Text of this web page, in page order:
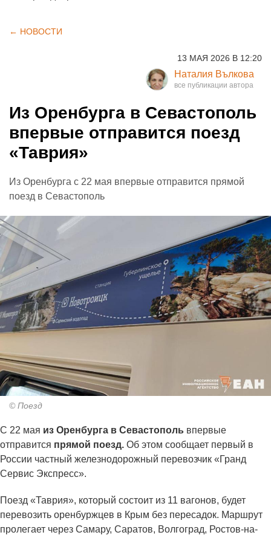
← НОВОСТИ
13 МАЯ 2026 В 12:20
Наталия Вълкова
Из Оренбурга в Севастополь
впервые отправится поезд
«Таврия»
Из Оренбурга с 22 мая впервые отправится прямой
поезд в Севастополь
© Поезд
С 22 мая из Оренбурга в Севастополь впервые
отправится прямой поезд. Об этом сообщает первый в
России частный железнодорожный перевозчик «Гранд
Сервис Экспресс».
Поезд «Таврия», который состоит из 11 вагонов, будет
перевозить оренбуржцев в Крым без пересадок. Маршрут
пролегает через Самару, Саратов, Волгоград, Ростов-на-